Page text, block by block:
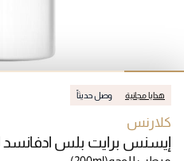
هدايا مجانية وصل حديثاً
كلارنس
إيسنس برايت بلس ادفانسد